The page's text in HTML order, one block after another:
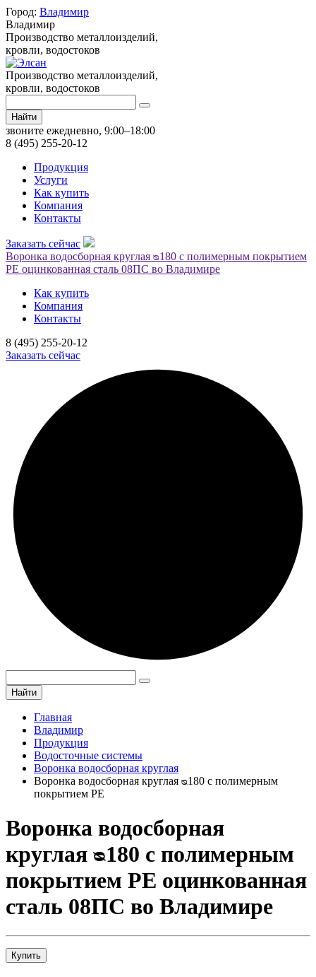
Город: Владимир
Владимир
Производство металлоизделий,
кровли, водостоков
Производство металлоизделий,
кровли, водостоков
Найти
звоните ежедневно, 9:00–18:00
8 (495) 255-20-12
Продукция
Услуги
Как купить
Компания
Контакты
Заказать сейчас
Воронка водосборная круглая ᴓ180 с полимерным покрытием
PE оцинкованная сталь 08ПС во Владимире
Как купить
Компания
Контакты
8 (495) 255-20-12
Заказать сейчас
Найти
Главная
Владимир
Продукция
Водосточные системы
Воронка водосборная круглая
Воронка водосборная круглая ᴓ180 с полимерным
покрытием PE
Воронка водосборная
круглая ᴓ180 с полимерным
покрытием PE оцинкованная
сталь 08ПС во Владимире
Купить